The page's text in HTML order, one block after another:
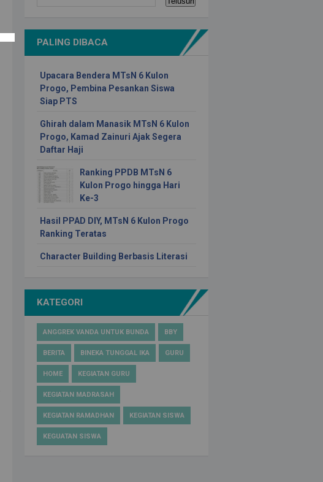
PALING DIBACA
Upacara Bendera MTsN 6 Kulon
Progo, Pembina Pesankan Siswa
Siap PTS
Ghirah dalam Manasik MTsN 6 Kulon
Progo, Kamad Zainuri Ajak Segera
Daftar Haji
Ranking PPDB MTsN 6
Kulon Progo hingga Hari
Ke-3
Hasil PPAD DIY, MTsN 6 Kulon Progo
Ranking Teratas
Character Building Berbasis Literasi
KATEGORI
ANGGREK VANDA UNTUK BUNDA BBY
BERITA BINEKA TUNGGAL IKA GURU
HOME KEGIATAN GURU
KEGIATAN MADRASAH
KEGIATAN RAMADHAN KEGIATAN SISWA
KEGUATAN SISWA